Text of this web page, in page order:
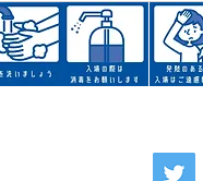
工事が完了しま
て分かる屋根の